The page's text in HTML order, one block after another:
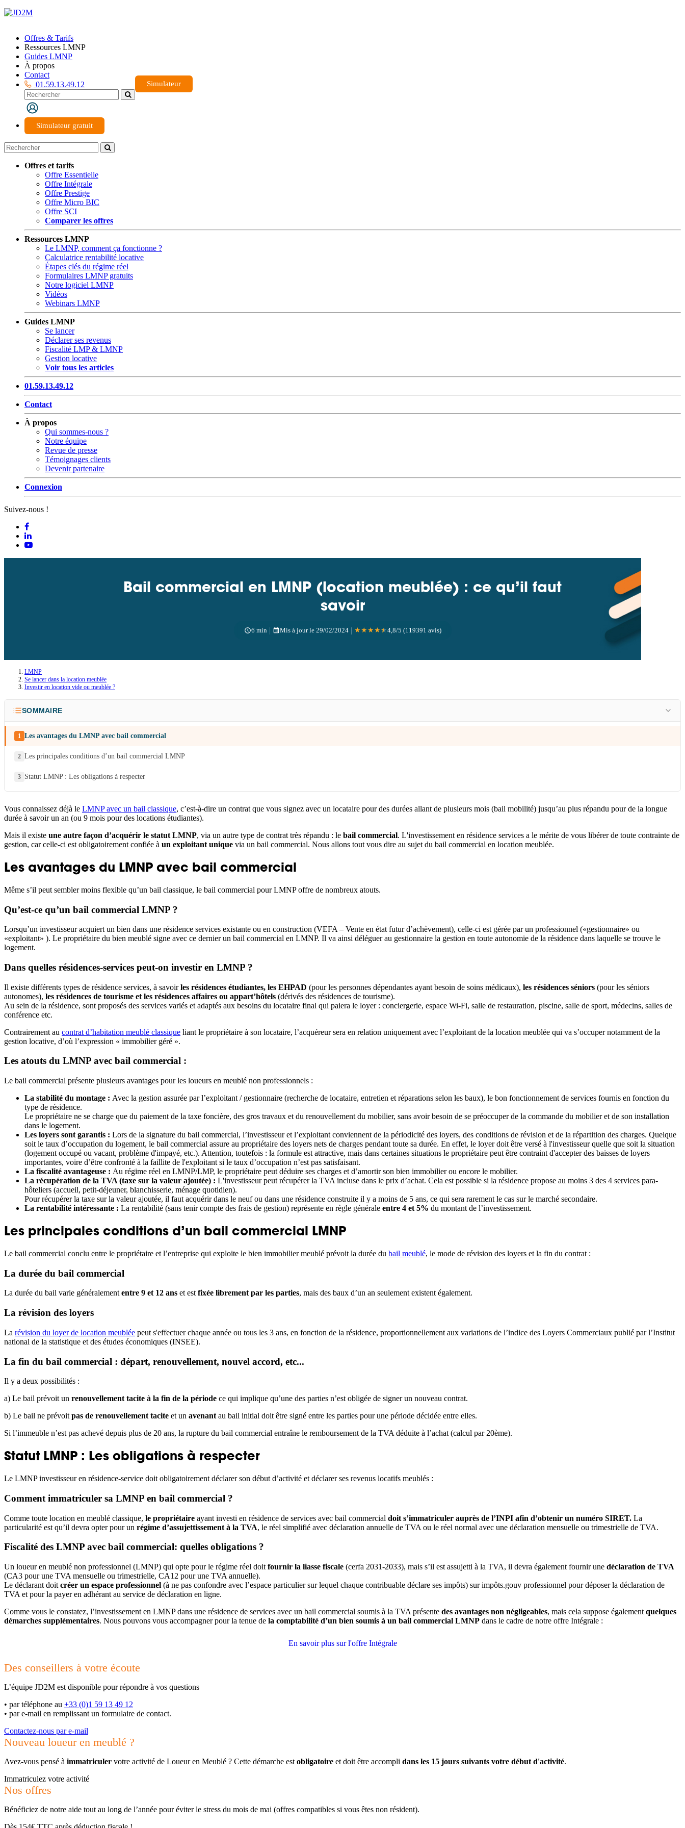
Offres & Tarifs
Ressources LMNP
Guides LMNP
À propos
Contact
01.59.13.49.12
Simulateur gratuit
Simulateur
Offres et tarifs
Offre Essentielle
Offre Intégrale
Offre Prestige
Offre Micro BIC
Offre SCI
Comparer les offres
Ressources LMNP
Le LMNP, comment ça fonctionne ?
Calculatrice rentabilité locative
Étapes clés du régime réel
Formulaires LMNP gratuits
Notre logiciel LMNP
Vidéos
Webinars LMNP
Guides LMNP
Se lancer
Déclarer ses revenus
Fiscalité LMP & LMNP
Gestion locative
Voir tous les articles
01.59.13.49.12
Contact
À propos
Qui sommes-nous ?
Notre équipe
Revue de presse
Témoignages clients
Devenir partenaire
Connexion
Suivez-nous !
Bail commercial en LMNP (location meublée) : ce qu’il faut
savoir
6 min | Mis à jour le 29/02/2024 | ★★★★★4,8/5 (119391 avis)
LMNP
Se lancer dans la location meublée
Investir en location vide ou meublée ?
SOMMAIRE
Les avantages du LMNP avec bail commercial
Les principales conditions d’un bail commercial LMNP
Statut LMNP : Les obligations à respecter
Vous connaissez déjà le LMNP avec un bail classique, c’est-à-dire un contrat que vous signez avec un locataire pour des durées allant de plusieurs mois (bail mobilité) jusqu’au plus répandu pour de la longue
durée à savoir un an (ou 9 mois pour des locations étudiantes).
Mais il existe une autre façon d’acquérir le statut LMNP, via un autre type de contrat très répandu : le bail commercial. L'investissement en résidence services a le mérite de vous libérer de toute contrainte de
gestion, car celle-ci est obligatoirement confiée à un exploitant unique via un bail commercial. Nous allons tout vous dire au sujet du bail commercial en location meublée.
Les avantages du LMNP avec bail commercial
Même s’il peut sembler moins flexible qu’un bail classique, le bail commercial pour LMNP offre de nombreux atouts.
Qu’est-ce qu’un bail commercial LMNP ?
Lorsqu’un investisseur acquiert un bien dans une résidence services existante ou en construction (VEFA – Vente en état futur d’achèvement), celle-ci est gérée par un professionnel («gestionnaire» ou
«exploitant» ). Le propriétaire du bien meublé signe avec ce dernier un bail commercial en LMNP. Il va ainsi déléguer au gestionnaire la gestion en toute autonomie de la résidence dans laquelle se trouve le
logement.
Dans quelles résidences-services peut-on investir en LMNP ?
Il existe différents types de résidence services, à savoirles résidences étudiantes, les EHPAD (pour les personnes dépendantes ayant besoin de soins médicaux), les résidences séniors (pour les séniors
autonomes), les résidences de tourisme et les résidences affaires ou appart’hôtels (dérivés des résidences de tourisme).
Au sein de la résidence, sont proposés des services variés et adaptés aux besoins du locataire final qui paiera le loyer : conciergerie, espace Wi-Fi, salle de restauration, piscine, salle de sport, médecins, salles de
conférence etc.
Contrairement au contrat d’habitation meublé classique liant le propriétaire à son locataire, l’acquéreur sera en relation uniquement avec l’exploitant de la location meublée qui va s’occuper notamment de la
gestion locative, d’où l’expression « immobilier géré ».
Les atouts du LMNP avec bail commercial :
Le bail commercial présente plusieurs avantages pour les loueurs en meublé non professionnels :
La stabilité du montage : Avec la gestion assurée par l’exploitant / gestionnaire (recherche de locataire, entretien et réparations selon les baux), le bon fonctionnement de services fournis en fonction du
type de résidence.
Le propriétaire ne se charge que du paiement de la taxe foncière, des gros travaux et du renouvellement du mobilier, sans avoir besoin de se préoccuper de la commande du mobilier et de son installation
dans le logement.
Les loyers sont garantis : Lors de la signature du bail commercial, l’investisseur et l’exploitant conviennent de la périodicité des loyers, des conditions de révision et de la répartition des charges. Quelque
soit le taux d’occupation du logement, le bail commercial assure au propriétaire des loyers nets de charges pendant toute sa durée. En effet, le loyer doit être versé à l'investisseur quelle que soit la situation
(logement occupé ou vacant, problème d'impayé, etc.). Attention, toutefois : la formule est attractive, mais dans certaines situations le propriétaire peut être contraint d'accepter des baisses de loyers
importantes, voire d’être confronté à la faillite de l'exploitant si le taux d’occupation n’est pas satisfaisant.
La fiscalité avantageuse : Au régime réel en LMNP/LMP, le propriétaire peut déduire ses charges et d’amortir son bien immobilier ou encore le mobilier.
La récupération de la TVA (taxe sur la valeur ajoutée) : L'investisseur peut récupérer la TVA incluse dans le prix d’achat. Cela est possible si la résidence propose au moins 3 des 4 services para-
hôteliers (accueil, petit-déjeuner, blanchisserie, ménage quotidien).
Pour récupérer la taxe sur la valeur ajoutée, il faut acquérir dans le neuf ou dans une résidence construite il y a moins de 5 ans, ce qui sera rarement le cas sur le marché secondaire.
La rentabilité intéressante : La rentabilité (sans tenir compte des frais de gestion) représente en règle générale entre 4 et 5% du montant de l’investissement.
Les principales conditions d’un bail commercial LMNP
Le bail commercial conclu entre le propriétaire et l’entreprise qui exploite le bien immobilier meublé prévoit la durée du bail meublé, le mode de révision des loyers et la fin du contrat :
La durée du bail commercial
La durée du bail varie généralement entre 9 et 12 ans et est fixée librement par les parties, mais des baux d’un an seulement existent également.
La révision des loyers
La révision du loyer de location meublée peut s'effectuer chaque année ou tous les 3 ans, en fonction de la résidence, proportionnellement aux variations de l’indice des Loyers Commerciaux publié par l’Institut
national de la statistique et des études économiques (INSEE).
La fin du bail commercial : départ, renouvellement, nouvel accord, etc...
Il y a deux possibilités :
a) Le bail prévoit un renouvellement tacite à la fin de la période ce qui implique qu’une des parties n’est obligée de signer un nouveau contrat.
b) Le bail ne prévoit pas de renouvellement tacite et un avenant au bail initial doit être signé entre les parties pour une période décidée entre elles.
Si l’immeuble n’est pas achevé depuis plus de 20 ans, la rupture du bail commercial entraîne le remboursement de la TVA déduite à l’achat (calcul par 20ème).
Statut LMNP : Les obligations à respecter
Le LMNP investisseur en résidence-service doit obligatoirement déclarer son début d’activité et déclarer ses revenus locatifs meublés :
Comment immatriculer sa LMNP en bail commercial ?
Comme toute location en meublé classique, le propriétaire ayant investi en résidence de services avec bail commercial doit s’immatriculer auprès de l’INPI afin d’obtenir un numéro SIRET. La
particularité est qu’il devra opter pour un régime d’assujettissement à la TVA, le réel simplifié avec déclaration annuelle de TVA ou le réel normal avec une déclaration mensuelle ou trimestrielle de TVA.
Fiscalité des LMNP avec bail commercial: quelles obligations ?
Un loueur en meublé non professionnel (LMNP) qui opte pour le régime réel doit fournir la liasse fiscale (cerfa 2031-2033), mais s’il est assujetti à la TVA, il devra également fournir une déclaration de TVA
(CA3 pour une TVA mensuelle ou trimestrielle, CA12 pour une TVA annuelle).
Le déclarant doit créer un espace professionnel (à ne pas confondre avec l’espace particulier sur lequel chaque contribuable déclare ses impôts) sur impôts.gouv professionnel pour déposer la déclaration de
TVA et pour la payer en adhérant au service de déclaration en ligne.
Comme vous le constatez, l’investissement en LMNP dans une résidence de services avec un bail commercial soumis à la TVA présente des avantages non négligeables, mais cela suppose également quelques
démarches supplémentaires. Nous pouvons vous accompagner pour la tenue de la comptabilité d’un bien soumis à un bail commercial LMNP dans le cadre de notre offre Intégrale :
En savoir plus sur l'offre Intégrale
Des conseillers à votre écoute
L’équipe JD2M est disponible pour répondre à vos questions
• par téléphone au +33 (0)1 59 13 49 12
• par e-mail en remplissant un formulaire de contact.
Contactez-nous par e-mail
Nouveau loueur en meublé ?
Avez-vous pensé à immatriculer votre activité de Loueur en Meublé ? Cette démarche est obligatoire et doit être accompli dans les 15 jours suivants votre début d'activité.
Immatriculez votre activité
Nos offres
Bénéficiez de notre aide tout au long de l’année pour éviter le stress du mois de mai (offres compatibles si vous êtes non résident).